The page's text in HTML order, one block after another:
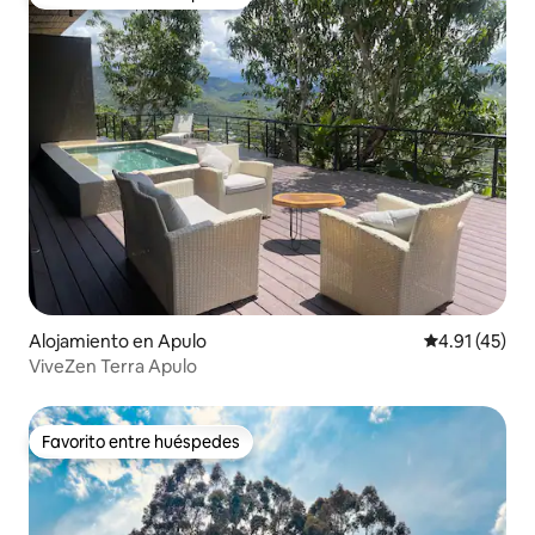
Alojamiento en Apulo Calificación
4.91 (45)
ViveZen Terra Apulo
Favorito entre huéspedes
Favorito entre huéspedes